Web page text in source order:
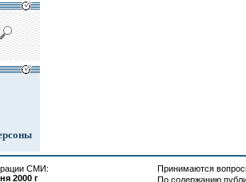
СМИ:
2000 г
Принимаются
По содержанию